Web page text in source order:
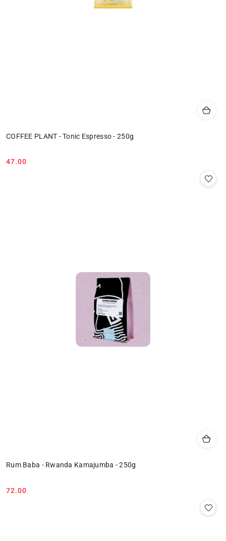
COFFEE PLANT - Tonic Espresso - 250g
Cena:
47.00
Rum Baba - Rwanda Kamajumba - 250g
Cena:
72.00